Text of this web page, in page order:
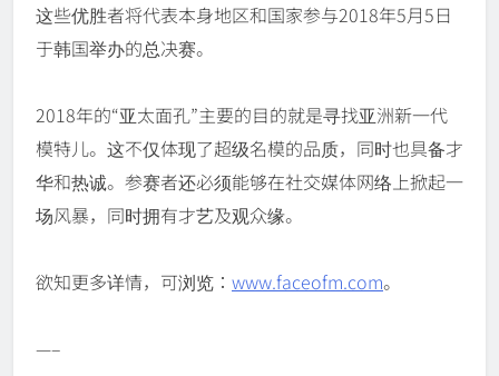
这些优胜者将代表本身地区和国家参与2018年5月5日
于韩国举办的总决赛。
2018年的“亚太面孔”主要的目的就是寻找亚洲新一代
模特儿。这不仅体现了超级名模的品质，同时也具备才
华和热诚。参赛者还必须能够在社交媒体网络上掀起一
场风暴，同时拥有才艺及观众缘。
欲知更多详情，可浏览： www.faceofm.com。
—–